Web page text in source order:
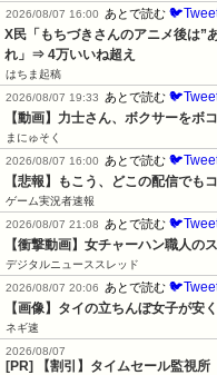
2026/08/07 16:00
あとで読む
X民「もちづきさんのアニメ後は”
れ」⇒ 4万いいね超え
はちま起稿
2026/08/07 19:33
あとで読む
【動画】力士さん、ボクサーをボ
まにゅそく
2026/08/07 16:00
あとで読む
【悲報】もこう、どこの配信で
ゲーム実況者速報
2026/08/07 21:08
あとで読む
【衝撃動画】女チャーハン職人の
デジタルニューススレッド
2026/08/07 20:06
あとで読む
【画像】タイの立ちんぼ女子が安
ネギ速
2026/08/07
[PR] 【割引】タイムセール監視所